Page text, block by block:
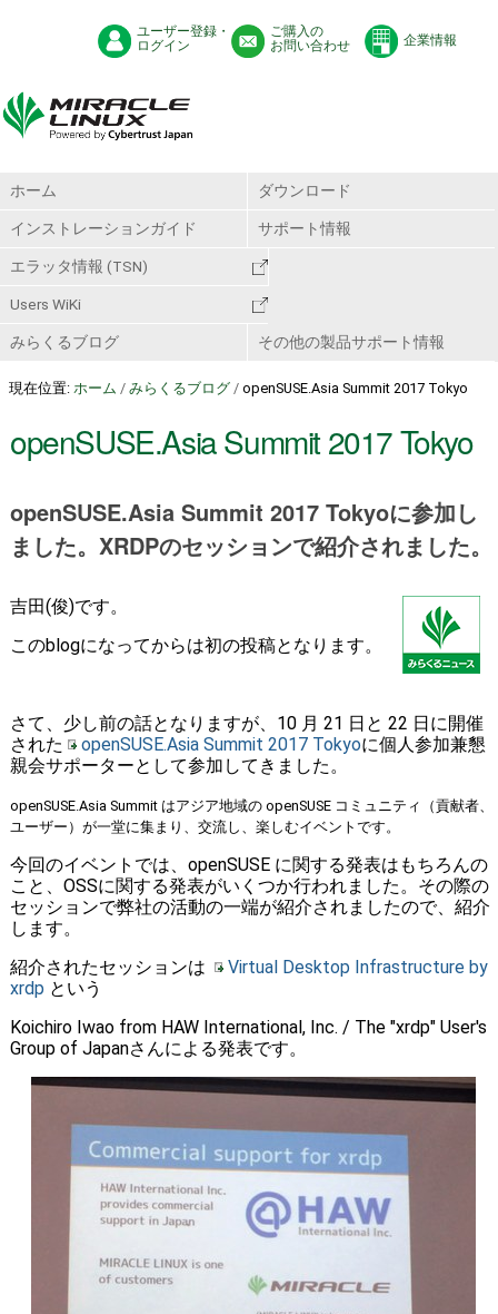
ユーザー登録・
ログイン
ご購入の
お問い合わせ
企業情報
ホーム ダウンロード
インストレーションガイド サポート情報
エラッタ情報 (TSN)
Users WiKi
みらくるブログ その他の製品サポート情報
現在位置: ホーム / みらくるブログ / openSUSE.Asia Summit 2017 Tokyo
openSUSE.Asia Summit 2017 Tokyo
openSUSE.Asia Summit 2017 Tokyoに参加し
ました。XRDPのセッションで紹介されました。
吉田(俊)です。
このblogになってからは初の投稿となります。
さて、少し前の話となりますが、10 月 21 日と 22 日に開催
された
openSUSE.Asia Summit 2017 Tokyoに個人参加兼懇
親会サポーターとして参加してきました。
openSUSE.Asia Summit はアジア地域の openSUSE コミュニティ（貢献者、
ユーザー）が一堂に集まり、交流し、楽しむイベントです。
今回のイベントでは、openSUSE に関する発表はもちろんの
こと、OSSに関する発表がいくつか行われました。その際の
セッションで弊社の活動の一端が紹介されましたので、紹介
します。
紹介されたセッションは
Virtual Desktop Infrastructure by
xrdp という
Koichiro Iwao from HAW International, Inc. / The "xrdp" User's
Group of Japanさんによる発表です。